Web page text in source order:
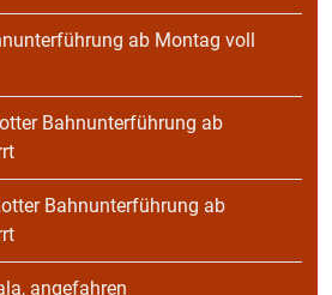
ab Montag voll
Bahnunterführung ab
Bahnunterführung ab
angefahren